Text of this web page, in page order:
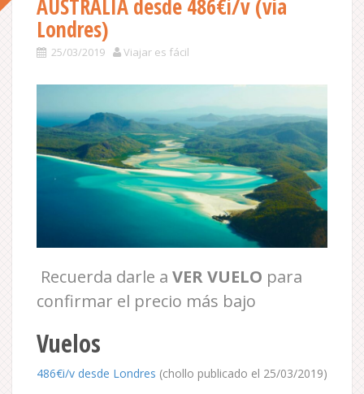
AUSTRALIA desde 486€i/v (vía
Londres)
25/03/2019 Viajar es fácil
Recuerda darle a VER VUELO para
confirmar el precio más bajo
Vuelos
486€i/v desde Londres (chollo publicado el 25/03/2019)